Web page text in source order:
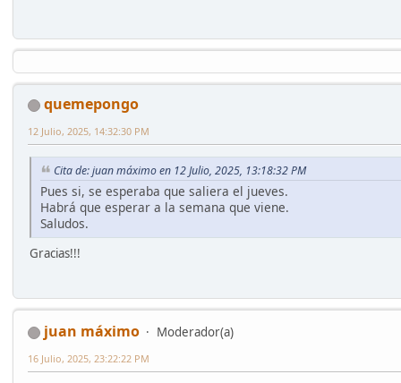
quemepongo
12 Julio, 2025, 14:32:30 PM
Cita de: juan máximo en 12 Julio, 2025, 13:18:32 PM
Pues si, se esperaba que saliera el jueves.
Habrá que esperar a la semana que viene.
Saludos.
Gracias!!!
juan máximo Moderador(a)
16 Julio, 2025, 23:22:22 PM